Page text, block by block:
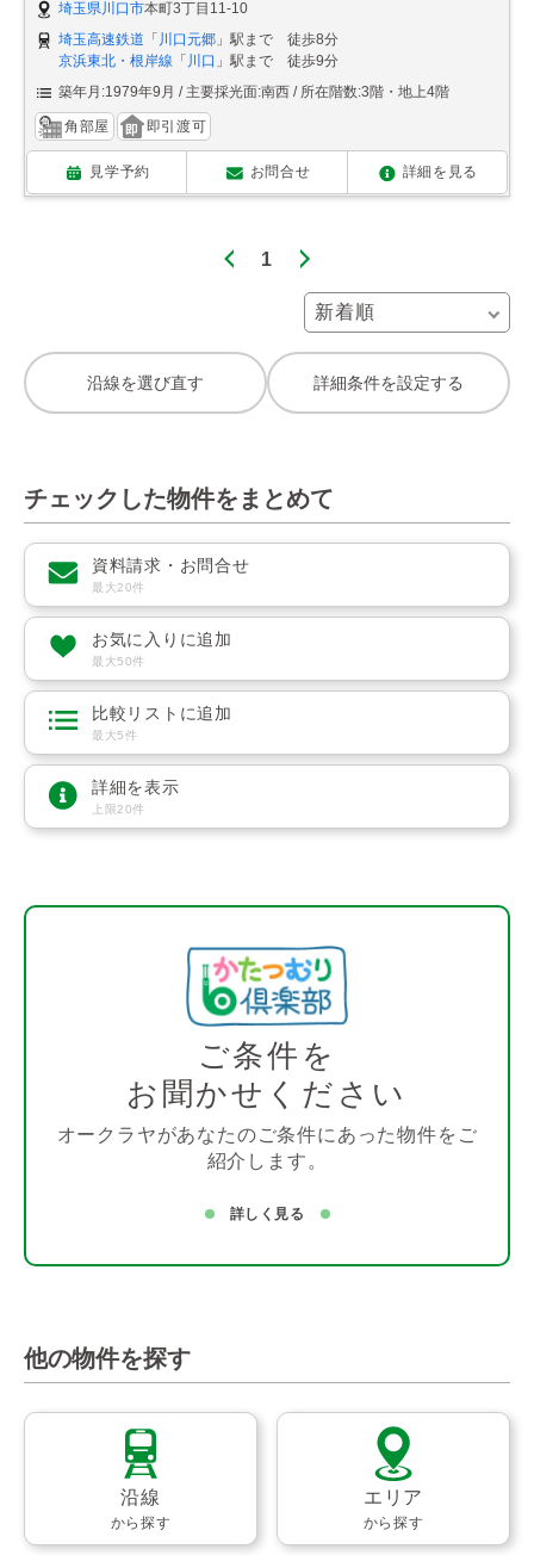
埼玉県川口市本町3丁目11-10
埼玉高速鉄道 「 川口元郷 」駅まで 徒歩8分
京浜東北・根岸線 「 川口 」駅まで 徒歩9分
築年月:1979年9月
主要採光面:南西 所在階数:3階・地上4階
角部屋 即引渡可
見学予約 お問合せ 詳細を見る
1
沿線を選び直す 詳細条件を設定する
チェックした物件をまとめて
資料請求・お問合せ
最大20件
お気に入りに追加
最大50件
比較リストに追加
最大5件
詳細を表示
上限20件
ご条件を
お聞かせください
オークラヤがあなたのご条件にあった物件をご
紹介します。
詳しく見る
他の物件を探す
沿線
から探す
エリア
から探す